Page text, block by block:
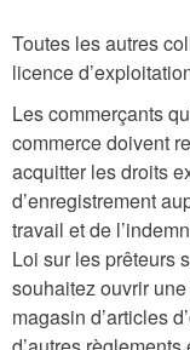
Toutes les autres
licence
Les commerçants
commerce doivent
acquitter les droits
d’enregistrement
travail et de
Loi sur les prêteurs
souhaitez ouvrir
magasin d’articles